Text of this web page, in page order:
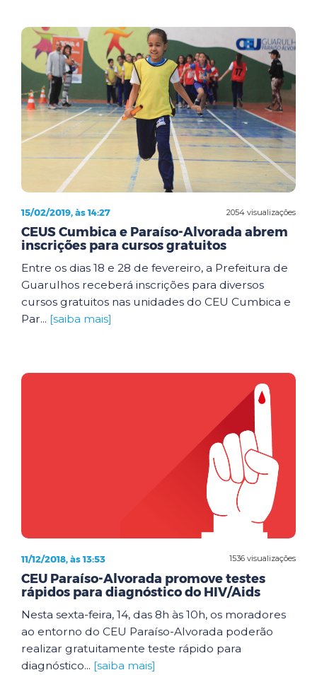
2054 visualizações
15/02/2019, às 14:27
CEUS Cumbica e Paraíso-Alvorada abrem
inscrições para cursos gratuitos
Entre os dias 18 e 28 de fevereiro, a Prefeitura de
Guarulhos receberá inscrições para diversos
cursos gratuitos nas unidades do CEU Cumbica e
Par... [saiba mais]
1536 visualizações
11/12/2018, às 13:53
CEU Paraíso-Alvorada promove testes
rápidos para diagnóstico do HIV/Aids
Nesta sexta-feira, 14, das 8h às 10h, os moradores
ao entorno do CEU Paraíso-Alvorada poderão
realizar gratuitamente teste rápido para
diagnóstico... [saiba mais]